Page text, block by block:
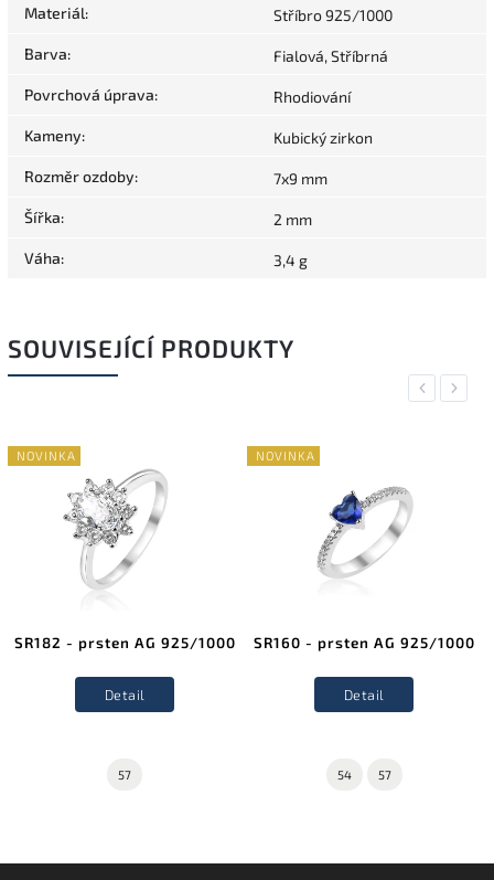
Materiál: Stříbro 925/1000
Barva: Fialová, Stříbrná
Povrchová úprava: Rhodiování
Kameny: Kubický zirkon
Rozměr ozdoby: 7x9 mm
Šířka: 2 mm
Váha: 3,4 g
SOUVISEJÍCÍ PRODUKTY
Previous
NOVINKA
SR182 - prsten AG 925/1000
Detail
57
NOVINKA
SR160 - prsten AG 925/1000
Detail
54 57
Next